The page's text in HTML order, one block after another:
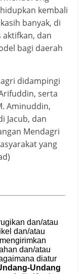
kembali
banyak, di
dan
bagi daerah
didampingi
serta
Aminuddin,
Jacub, dan
Mendagri
yang